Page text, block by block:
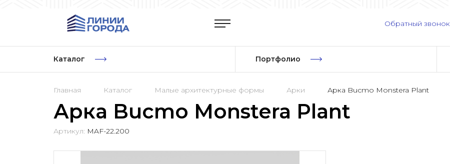
Обратный звонок
Каталог Портфолио
Главная Каталог Малые архитектурные формы Арки Арка Bucmo Monstera Plant
Арка Bucmo Monstera Plant
Артикул: MAF-22.200